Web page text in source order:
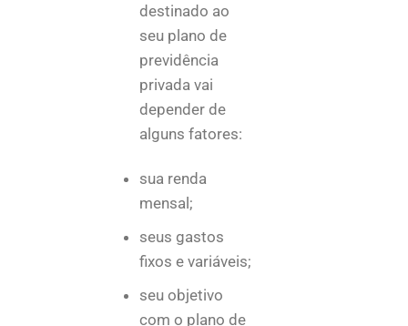
destinado ao
seu plano de
previdência
privada vai
depender de
alguns fatores:
sua renda
mensal;
seus gastos
fixos e variáveis;
seu objetivo
com o plano de